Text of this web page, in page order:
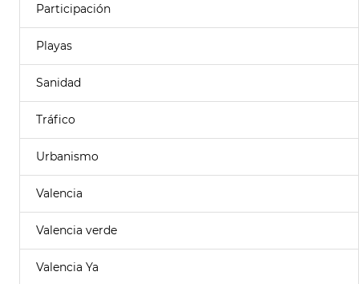
Participación
Playas
Sanidad
Tráfico
Urbanismo
Valencia
Valencia verde
Valencia Ya